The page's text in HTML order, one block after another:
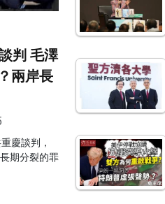
判 毛澤
兩岸長
慶談判，
期分裂的罪